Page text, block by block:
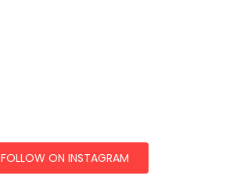
FOLLOW ON INSTAGRAM